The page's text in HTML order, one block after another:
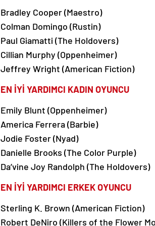
Bradley Cooper (Maestro)
Colman Domingo (Rustin)
Paul Giamatti (The Holdovers)
Cillian Murphy (Oppenheimer)
Jeffrey Wright (American Fiction)
EN İYİ YARDIMCI KADIN OYUNCU
Emily Blunt (Oppenheimer)
America Ferrera (Barbie)
Jodie Foster (Nyad)
Danielle Brooks (The Color Purple)
Da’vine Joy Randolph (The Holdovers)
EN İYİ YARDIMCI ERKEK OYUNCU
Sterling K. Brown (American Fiction)
Robert DeNiro (Killers of the Flower